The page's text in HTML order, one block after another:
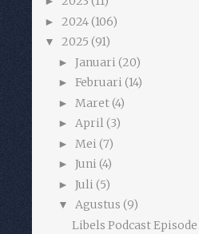
► 2024(106)
▼ 2025 (91)
► Januari (20)
► Februari (14)
► Maret(4)
► April(3)
► Mei (7)
► Juni (4)
► Juli (5)
▼ Agustus (9)
Libels Podcast